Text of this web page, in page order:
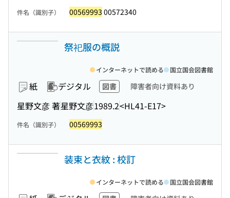
件名（識別子） 00569993 00572340
祭祀服の概説
紙 デジタル 図書 障害者向け資料あり
星野文彦 著星野文彦1989.2<HL41-E17>
インターネットで読める 国立国会図書館
件名（識別子） 00569993
装束と衣紋 : 校訂
インターネットで読める 国立国会図書館